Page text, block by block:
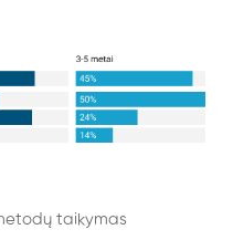
taikymas